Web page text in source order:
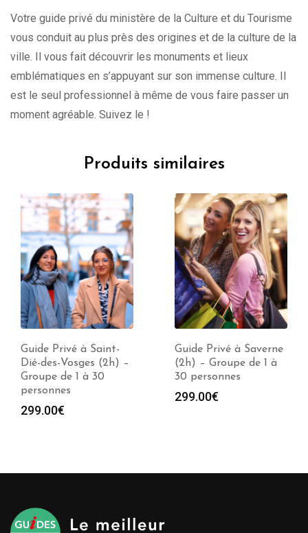
Votre guide privé du ministère de la Culture et du Tourisme
vous conduit au plus près des origines et de la culture de la
ville. Il vous fait découvrir les monuments et lieux
emblématiques en s’appuyant sur son immense culture. Il
est le seul professionnel à même de vous faire passer un
moment agréable. Suivez le !
Produits similaires
Guide Privé à Saint-
Dié-des-Vosges (2h) –
Groupe de 1 à 30
personnes
299.00€
Guide Privé à Saverne
(2h) – Groupe de 1 à
30 personnes
299.00€